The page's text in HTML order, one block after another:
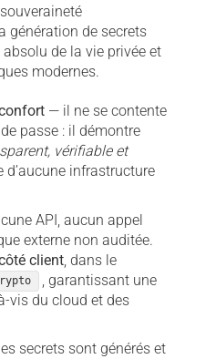
génération de secrets
de la vie privée et
modernes.
— il ne se contente
passe : il démontre
vérifiable et
d’aucune infrastructure
API, aucun appel
externe non auditée.
client, dans le
, garantissant une
vis du cloud et des
secrets sont générés et